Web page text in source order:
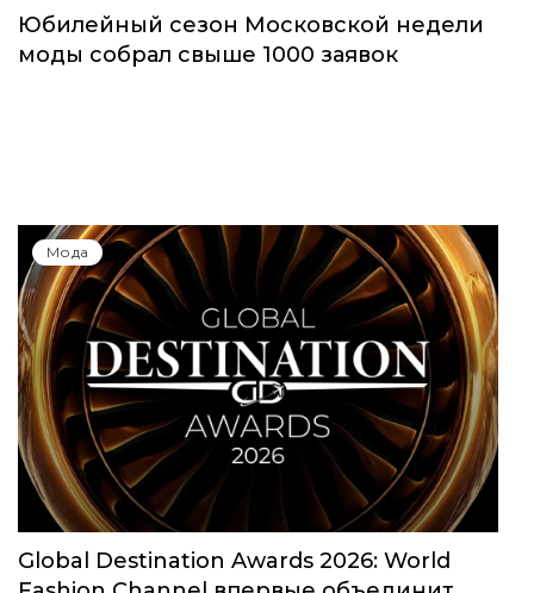
Юбилейный сезон Московской недели
моды собрал свыше 1000 заявок
Мода
Global Destination Awards 2026: World